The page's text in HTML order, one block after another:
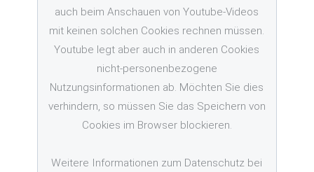
auch beim Anschauen von Youtube-Videos
mit keinen solchen Cookies rechnen müssen.
Youtube legt aber auch in anderen Cookies
nicht-personenbezogene
Nutzungsinformationen ab. Möchten Sie dies
verhindern, so müssen Sie das Speichern von
Cookies im Browser blockieren.
Weitere Informationen zum Datenschutz bei